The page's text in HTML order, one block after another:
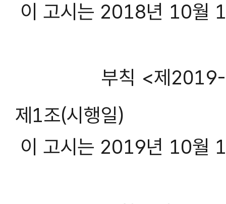
이 고시는 2018년 10월
부칙 <제
제1조(시행일)
이 고시는 2019년 10월